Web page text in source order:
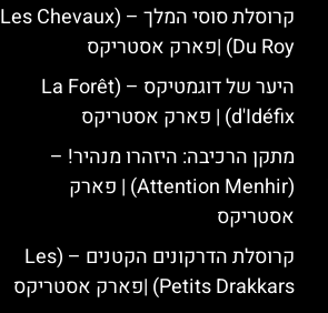
קרוסלת סוסי המלך – (Les Chevaux
Du Roy) |פארק אסטריקס
היער של דוגמטיקס – (La Forêt
d'Idéfix) | פארק אסטריקס
מתקן הרכיבה: היזהרו מנהיר! –
(Attention Menhir) | פארק
אסטריקס
קרוסלת הדרקונים הקטנים – (Les
Petits Drakkars) |פארק אסטריקס